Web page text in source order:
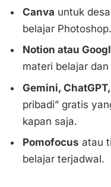
Canva untuk
belajar Photoshop.
Notion atau
materi belajar dan
Gemini,
pribadi” gratis
kapan saja.
Pomofocus atau
belajar terjadwal.